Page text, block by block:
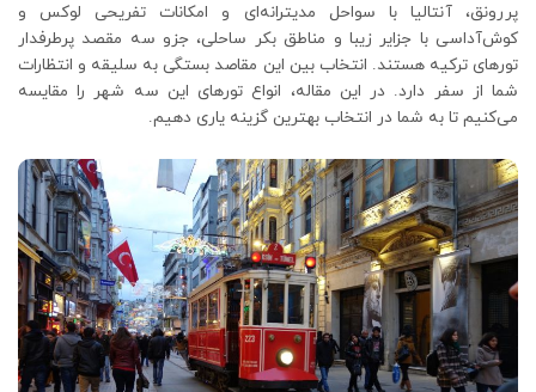
پررونق، آنتالیا با سواحل مدیترانه‌ای و امکانات تفریحی لوکس و
کوش‌آداسی با جزایر زیبا و مناطق بکر ساحلی، جزو سه مقصد پرطرفدار
تورهای ترکیه هستند. انتخاب بین این مقاصد بستگی به سلیقه و انتظارات
شما از سفر دارد. در این مقاله، انواع تورهای این سه شهر را مقایسه
می‌کنیم تا به شما در انتخاب بهترین گزینه یاری دهیم.